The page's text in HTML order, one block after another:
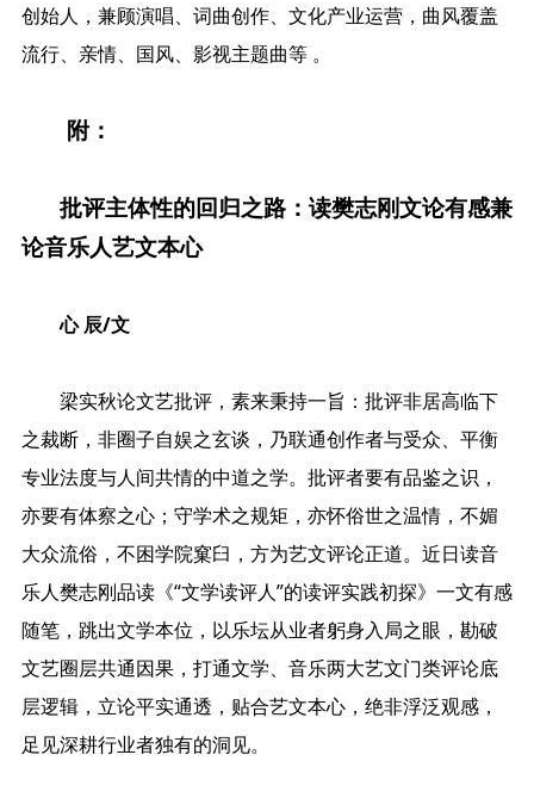
创始人，兼顾演唱、词曲创作、文化产业运营，曲风覆盖
流行、亲情、国风、影视主题曲等 。
附：
批评主体性的回归之路：读樊志刚文论有感兼
论音乐人艺文本心
心 辰/文
梁实秋论文艺批评，素来秉持一旨：批评非居高临下
之裁断，非圈子自娱之玄谈，乃联通创作者与受众、平衡
专业法度与人间共情的中道之学。批评者要有品鉴之识，
亦要有体察之心；守学术之规矩，亦怀俗世之温情，不媚
大众流俗，不困学院窠臼，方为艺文评论正道。近日读音
乐人樊志刚品读《“文学读评人”的读评实践初探》一文有感
随笔，跳出文学本位，以乐坛从业者躬身入局之眼，勘破
文艺圈层共通因果，打通文学、音乐两大艺文门类评论底
层逻辑，立论平实通透，贴合艺文本心，绝非浮泛观感，
足见深耕行业者独有的洞见。